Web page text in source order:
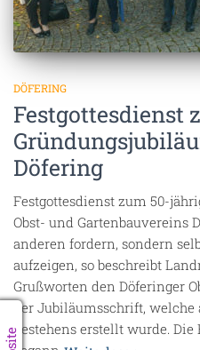
DÖFERING
Festgottesdienst
Döfering
Festgottesdienst zum 50-
Obst- und
anderen fordern, sondern
aufzeigen, so beschreibt
Grußworten den Döferinger
der Jubiläumsschrift,
Bestehens erstellt wurde.